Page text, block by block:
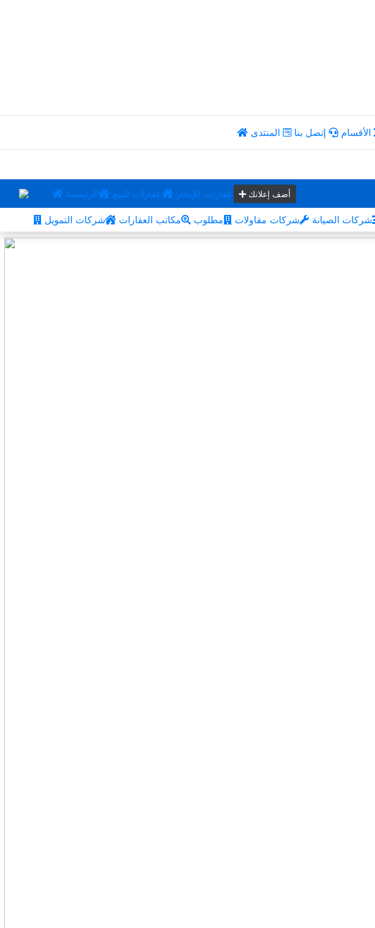
الأقسام إتصل بنا المنتدى
الرئيسية عقارات للبيع عقارات للإيجار أضف إعلانك
شركات التمويل مكاتب العقارات مطلوب شركات مقاولات شركات الصيانة